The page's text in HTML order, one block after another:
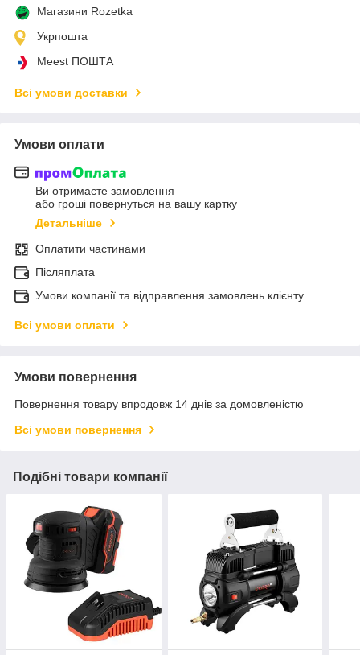
Магазини Rozetka
Укрпошта
Meest ПОШТА
Всі умови доставки
Умови оплати
Ви отримаєте замовлення
або гроші повернуться на вашу картку
Детальніше
Оплатити частинами
Післяплата
Умови компанії та відправлення замовлень клієнту
Всі умови оплати
Умови повернення
Повернення товару впродовж 14 днів за домовленістю
Всі умови повернення
Подібні товари компанії